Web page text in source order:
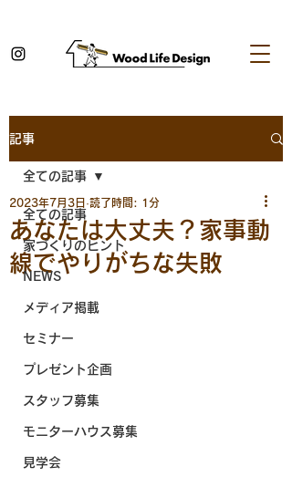
記事
全ての記事
家づくりのヒント
NEWS
メディア掲載
セミナー
プレゼント企画
スタッフ募集
モニターハウス募集
見学会
全ての記事
あなたは大丈夫？家事動
線でやりがちな失敗
2023年7月3日 読了時間: 1分